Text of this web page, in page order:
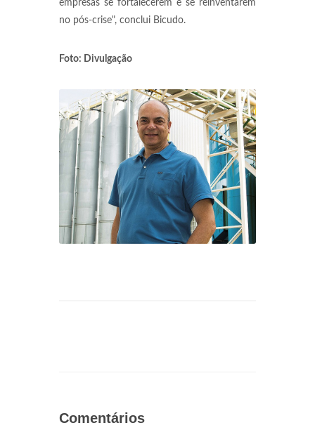
empresas se fortalecerem e se reinventarem
no pós-crise", conclui Bicudo.
Foto: Divulgação
Comentários